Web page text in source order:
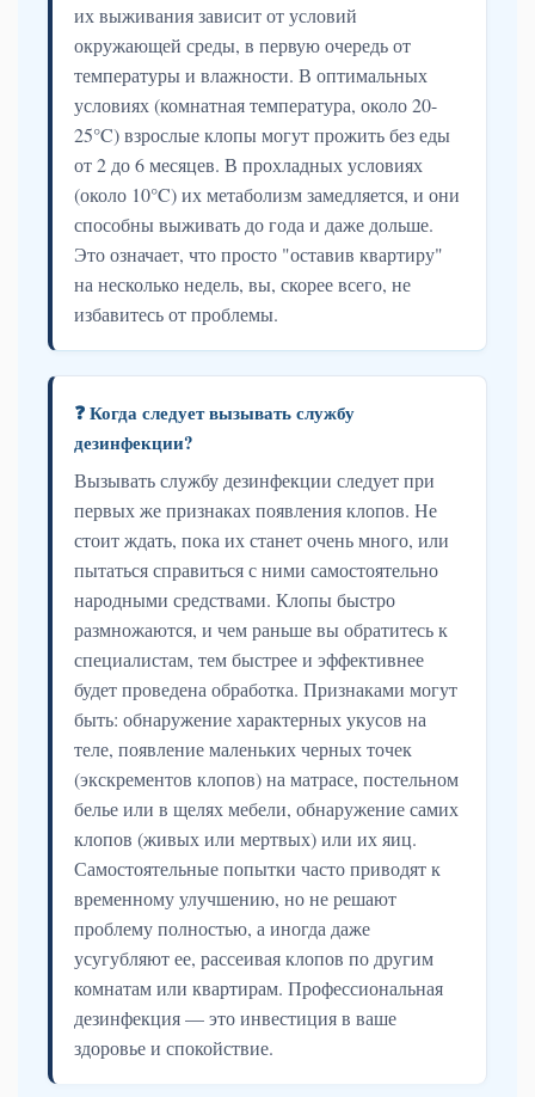
их выживания зависит от условий
окружающей среды, в первую очередь от
температуры и влажности. В оптимальных
условиях (комнатная температура, около 20-
25°C) взрослые клопы могут прожить без еды
от 2 до 6 месяцев. В прохладных условиях
(около 10°C) их метаболизм замедляется, и они
способны выживать до года и даже дольше.
Это означает, что просто "оставив квартиру"
на несколько недель, вы, скорее всего, не
избавитесь от проблемы.
❓ Когда следует вызывать службу
дезинфекции?
Вызывать службу дезинфекции следует при
первых же признаках появления клопов. Не
стоит ждать, пока их станет очень много, или
пытаться справиться с ними самостоятельно
народными средствами. Клопы быстро
размножаются, и чем раньше вы обратитесь к
специалистам, тем быстрее и эффективнее
будет проведена обработка. Признаками могут
быть: обнаружение характерных укусов на
теле, появление маленьких черных точек
(экскрементов клопов) на матрасе, постельном
белье или в щелях мебели, обнаружение самих
клопов (живых или мертвых) или их яиц.
Самостоятельные попытки часто приводят к
временному улучшению, но не решают
проблему полностью, а иногда даже
усугубляют ее, рассеивая клопов по другим
комнатам или квартирам. Профессиональная
дезинфекция — это инвестиция в ваше
здоровье и спокойствие.